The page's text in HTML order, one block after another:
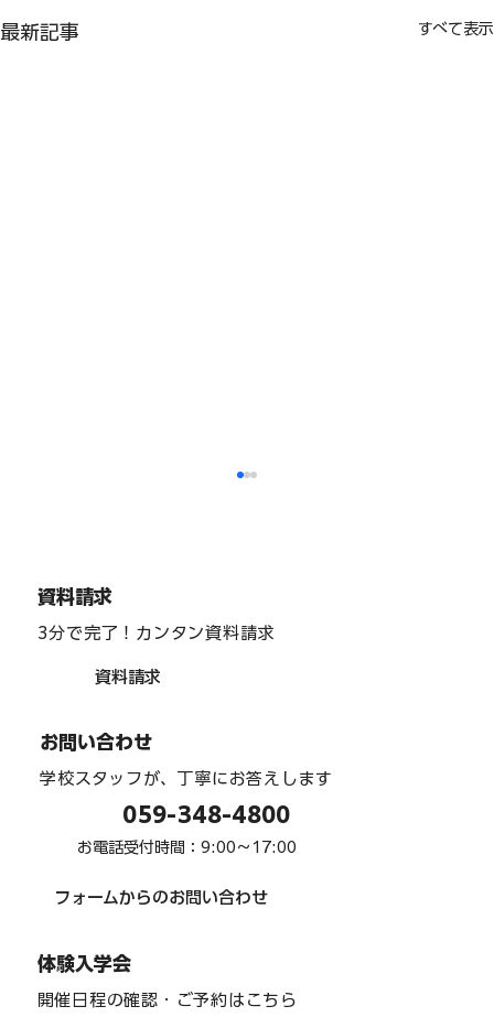
最新記事 すべて表示
インターアクト部 「team one」 駅周辺
清掃 ６月
資料請求
3分で完了！カンタン資料請求
資料請求
お問い合わせ
学校スタッフが、丁寧にお答えします
フォームからのお問い合わせ
059-348-4800
お電話受付時間：9:00〜17:00
体験入学会
開催日程の確認・ご予約はこちら